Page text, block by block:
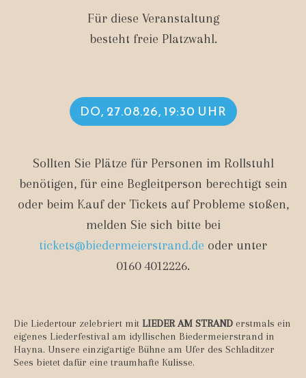
Die Liedertour zelebriert mit LIEDER AM STRAND erstmals ein
eigenes Liederfestival am idyllischen Biedermeierstrand in
Hayna. Unsere einzigartige Bühne am Ufer des Schladitzer
Sees bietet dafür eine traumhafte Kulisse.
Für diese Veranstaltung
besteht freie Platzwahl.
DO, 27.08.26, 19:30 UHR
Sollten Sie Plätze für Personen im Rollstuhl
benötigen, für eine Begleitperson berechtigt sein
oder beim Kauf der Tickets auf Probleme stoßen,
melden Sie sich bitte bei
tickets@biedermeierstrand.de oder unter
0160 4012226.